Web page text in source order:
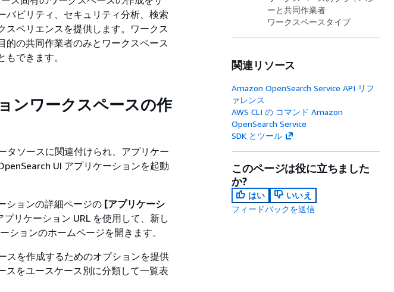
バビリティ、セキュリティ分析、検索
スペリエンスを提供します。ワークス
的の共同作業者のみとワークスペース
できます。
ンワークスペースの作
タソースに関連付けられ、アプリケー
UI アプリケーションを起動
ションの詳細ページの [アプリケーシ
リケーション URL を使用して、新し
ションのホームページを開きます。
スを作成するためのオプションを提供
スをユースケース別に分類して一覧表
ーと共同作業者
ワークスペースタイプ
関連リソース
Amazon OpenSearch Service API リフ
ァレンス
AWS CLI の コマンド Amazon
OpenSearch Service
SDK とツール
このページは役に立ちました
か?
はい
いいえ
フィードバックを送信